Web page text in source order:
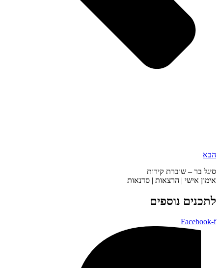
הבא
סיגל בר – שוברת קירות
אימון אישי | הרצאות | סדנאות
לתכנים נוספים
Facebook-f